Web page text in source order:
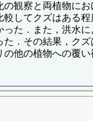
観察と両植物に
してクズはある
た．また，洪水
．その結果，ク
他の植物への覆